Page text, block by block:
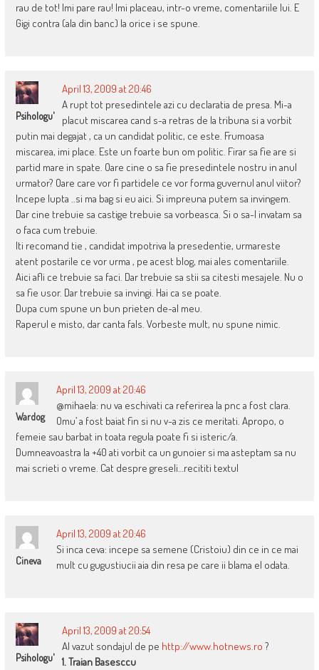
rau de tot! Imi pare rau! Imi placeau, intr-o vreme, comentariile lui. E
Gigi contra (ala din banc) la orice i se spune.
Psihologu'
April 13, 2009 at 20:46
A rupt tot presedintele azi cu declaratia de presa. Mi-a
placut miscarea cand s-a retras de la tribuna si a vorbit
putin mai degajat , ca un candidat politic, ce este. Frumoasa
miscarea, imi place. Este un foarte bun om politic. Firar sa fie are si
partid mare in spate. Oare cine o sa fie presedintele nostru in anul
urmator? Oare care vor fi partidele ce vor forma guvernul anul viitor?
Incepe lupta ..si ma bag si eu aici. Si impreuna putem sa invingem.
Dar cine trebuie sa castige trebuie sa vorbeasca. Si o sa-l invatam sa
o faca cum trebuie.
Iti recomand tie , candidat impotriva la presedentie, urmareste
atent postarile ce vor urma , pe acest blog, mai ales comentariile.
Aici afli ce trebuie sa faci. Dar trebuie sa stii sa citesti mesajele. Nu o
sa fie usor. Dar trebuie sa invingi. Hai ca se poate.
Dupa cum spune un bun prieten de-al meu.
Raperul e misto, dar canta fals. Vorbeste mult, nu spune nimic.
Wardog
April 13, 2009 at 20:46
@mihaela: nu va eschivati ca referirea la pnc a fost clara.
Omu’ a fost baiat fin si nu v-a zis ce meritati. Apropo, o
femeie sau barbat in toata regula poate fi si isteric/a.
Dumneavoastra la +40 ati vorbit ca un gunoier si ma asteptam sa nu
mai scrieti o vreme. Cat despre greseli…recititi textul
Cineva
April 13, 2009 at 20:46
Si inca ceva: incepe sa semene (Cristoiu) din ce in ce mai
mult cu gugustiucii aia din resa pe care ii blama el odata.
Psihologu'
April 13, 2009 at 20:54
AI vazut sondajul de pe http://www.hotnews.ro ?
1. Traian Basesccu